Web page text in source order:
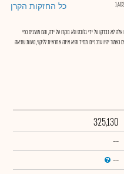
כל החזקות הקרן
לא נבדקו על ידי גלובס ולא בוקרו על ידה, והם מוצגים כפי
יהיו עדכניים תמיד והיא אינה אחראית לליקוי, טעות שגיאה
325,130
--
--